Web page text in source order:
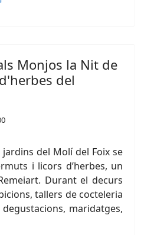
Monjos la Nit de
del
del Molí del Foix se
i licors d’herbes, un
Durant el decurs
tallers de cocteleria
maridatges,